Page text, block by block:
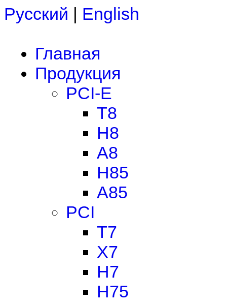
Русский | English
Главная
Продукция
PCI-E
T8
H8
A8
H85
A85
PCI
T7
X7
H7
H75